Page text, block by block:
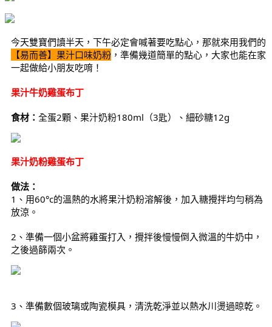
今天雙寶們讀半天，下午必定會喊著要吃點心，那就來用我們的
【易而善】果汁口味奶粉 ，準備幾道簡單的點心，大家也能在家
一起做給小朋友吃唷！
果汁牛奶雞蛋布丁
食材： 全蛋2顆、果汁奶粉180ml（3匙）、細砂糖12g
果汁奶粉雞蛋布丁
做法：
1、用60°c的溫熱的水將果汁奶粉溶解後，加入糖攪拌均勻稍為
放涼。
2、準備一個小盆將雞蛋打入，攪拌後慢慢倒入微溫的牛奶中，
之後過篩兩次。
3、準備數個玻璃或陶瓷模具，清洗乾淨並以熱水川燙過晾乾。